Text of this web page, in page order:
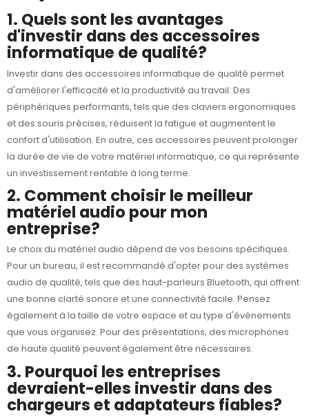
1. Quels sont les avantages
d'investir dans des accessoires
informatique de qualité?
Investir dans des accessoires informatique de qualité permet
d'améliorer l'efficacité et la productivité au travail. Des
périphériques performants, tels que des claviers ergonomiques
et des souris précises, réduisent la fatigue et augmentent le
confort d'utilisation. En outre, ces accessoires peuvent prolonger
la durée de vie de votre matériel informatique, ce qui représente
un investissement rentable à long terme.
2. Comment choisir le meilleur
matériel audio pour mon
entreprise?
Le choix du matériel audio dépend de vos besoins spécifiques.
Pour un bureau, il est recommandé d'opter pour des systèmes
audio de qualité, tels que des haut-parleurs Bluetooth, qui offrent
une bonne clarté sonore et une connectivité facile. Pensez
également à la taille de votre espace et au type d'événements
que vous organisez. Pour des présentations, des microphones
de haute qualité peuvent également être nécessaires.
3. Pourquoi les entreprises
devraient-elles investir dans des
chargeurs et adaptateurs fiables?